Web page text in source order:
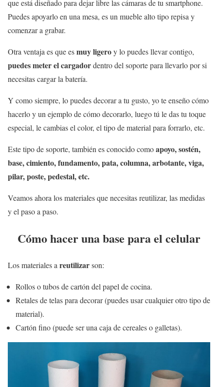
que está diseñado para dejar libre las cámaras de tu smartphone.
Puedes apoyarlo en una mesa, es un mueble alto tipo repisa y
comenzar a grabar.
Otra ventaja es que esmuy ligeroy lo puedes llevar contigo,
puedes meter el cargadordentro del soporte para llevarlo por si
necesitas cargar la batería.
Y como siempre, lo puedes decorar a tu gusto, yo te enseño cómo
hacerlo y un ejemplo de cómo decorarlo, luego tú le das tu toque
especial, le cambias el color, el tipo de material para forrarlo, etc.
Este tipo de soporte, también es conocido comoapoyo, sostén,
base, cimiento, fundamento, pata, columna, arbotante, viga,
pilar, poste, pedestal, etc.
Veamos ahora los materiales que necesitas reutilizar, las medidas
y el paso a paso.
Cómo hacer una base para el celular
Los materiales a reutilizarson:
Rollos o tubos de cartón del papel de cocina.
Retales de telas para decorar (puedes usar cualquier otro tipo de
material).
Cartón fino (puede ser una caja de cereales o galletas).